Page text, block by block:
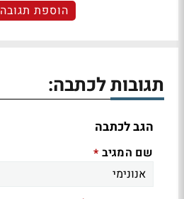
הוספת תגובה
תגובות לכתבה:
הגב לכתבה
שם המגיב *